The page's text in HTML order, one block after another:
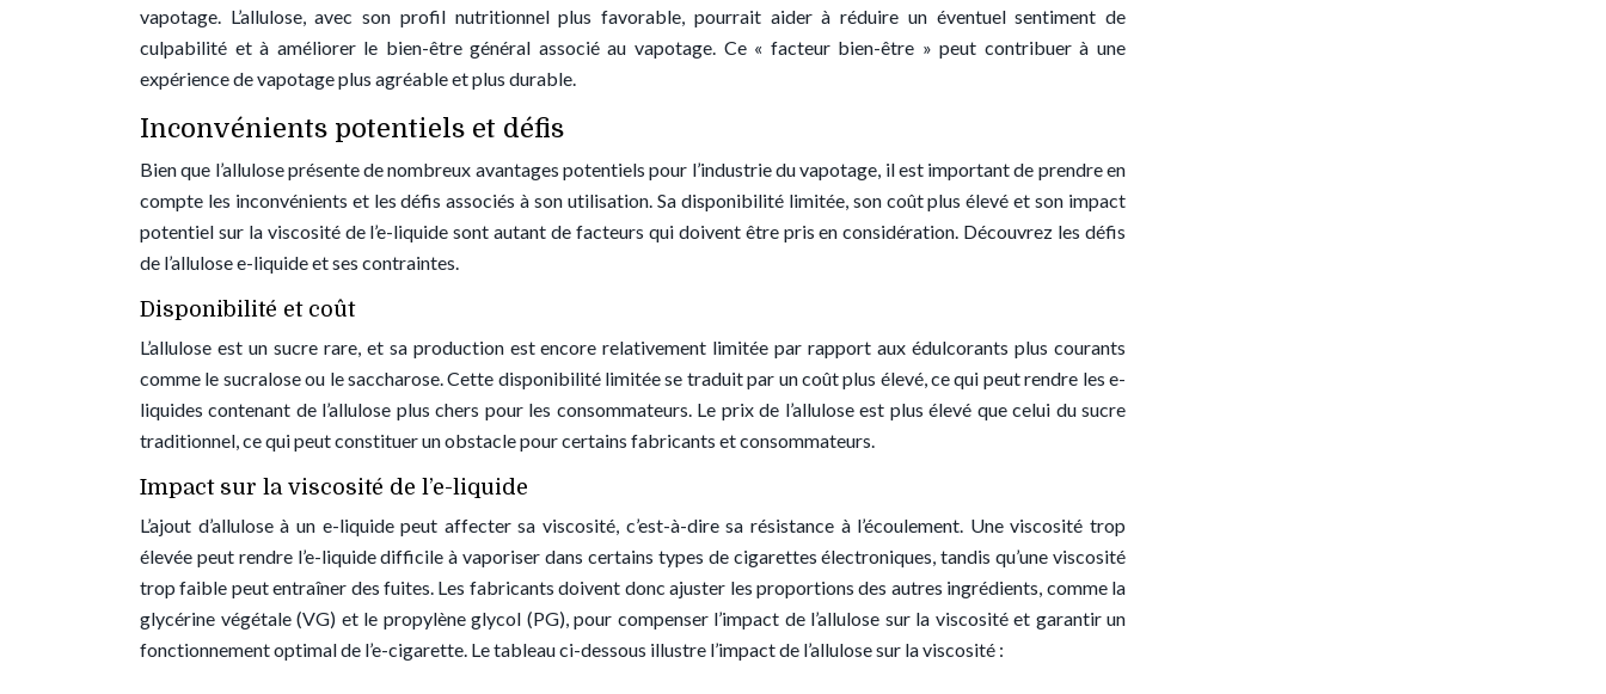
vapotage. L’allulose, avec son profil nutritionnel plus favorable, pourrait aider à réduire un éventuel sentiment de
culpabilité et à améliorer le bien-être général associé au vapotage. Ce « facteur bien-être » peut contribuer à une
expérience de vapotage plus agréable et plus durable.
Inconvénients potentiels et défis
Bien que l’allulose présente de nombreux avantages potentiels pour l’industrie du vapotage, il est important de prendre en
compte les inconvénients et les défis associés à son utilisation. Sa disponibilité limitée, son coût plus élevé et son impact
potentiel sur la viscosité de l’e-liquide sont autant de facteurs qui doivent être pris en considération. Découvrez les défis
de l’allulose e-liquide et ses contraintes.
Disponibilité et coût
L’allulose est un sucre rare, et sa production est encore relativement limitée par rapport aux édulcorants plus courants
comme le sucralose ou le saccharose. Cette disponibilité limitée se traduit par un coût plus élevé, ce qui peut rendre les e-
liquides contenant de l’allulose plus chers pour les consommateurs. Le prix de l’allulose est plus élevé que celui du sucre
traditionnel, ce qui peut constituer un obstacle pour certains fabricants et consommateurs.
Impact sur la viscosité de l’e-liquide
L’ajout d’allulose à un e-liquide peut affecter sa viscosité, c’est-à-dire sa résistance à l’écoulement. Une viscosité trop
élevée peut rendre l’e-liquide difficile à vaporiser dans certains types de cigarettes électroniques, tandis qu’une viscosité
trop faible peut entraîner des fuites. Les fabricants doivent donc ajuster les proportions des autres ingrédients, comme la
glycérine végétale (VG) et le propylène glycol (PG), pour compenser l’impact de l’allulose sur la viscosité et garantir un
fonctionnement optimal de l’e-cigarette. Le tableau ci-dessous illustre l’impact de l’allulose sur la viscosité :